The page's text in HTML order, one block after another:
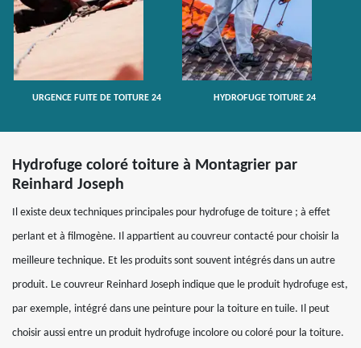
URGENCE FUITE DE TOITURE 24 HYDROFUGE TOITURE 24
Hydrofuge coloré toiture à Montagrier par
Reinhard Joseph
Il existe deux techniques principales pour hydrofuge de toiture ; à effet
perlant et à filmogène. Il appartient au couvreur contacté pour choisir la
meilleure technique. Et les produits sont souvent intégrés dans un autre
produit. Le couvreur Reinhard Joseph indique que le produit hydrofuge est,
par exemple, intégré dans une peinture pour la toiture en tuile. Il peut
choisir aussi entre un produit hydrofuge incolore ou coloré pour la toiture.